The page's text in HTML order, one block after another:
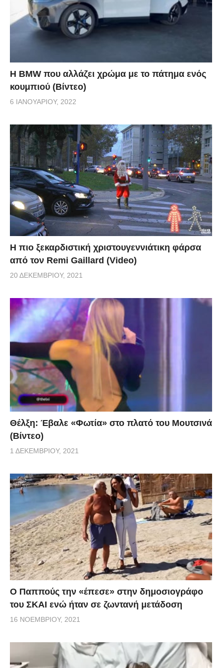
Η BMW που αλλάζει χρώμα με το πάτημα ενός
κουμπιού (Βίντεο)
6 ΙΑΝΟΥΑΡΊΟΥ, 2022
Η πιο ξεκαρδιστική χριστουγεννιάτικη φάρσα
από τον Remi Gaillard (Video)
20 ΔΕΚΕΜΒΡΊΟΥ, 2021
Θέλξη: Έβαλε «Φωτία» στο πλατό του Μουτσινά
(Βίντεο)
1 ΔΕΚΕΜΒΡΊΟΥ, 2021
Ο Παππούς την «έπεσε» στην δημοσιογράφο
του ΣΚΑΙ ενώ ήταν σε ζωντανή μετάδοση
16 ΝΟΕΜΒΡΊΟΥ, 2021